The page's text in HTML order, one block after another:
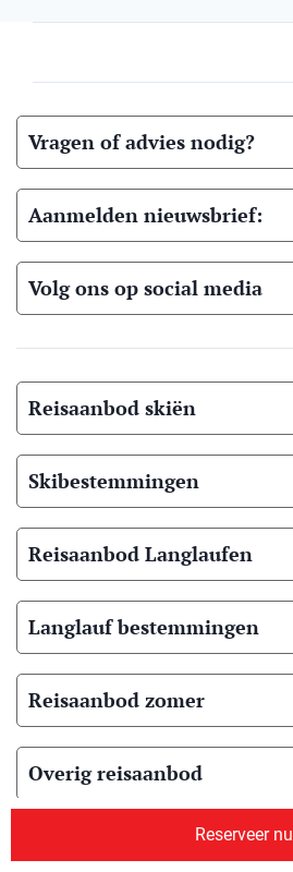
Reserveer nu
Vragen of advies nodig?
Aanmelden nieuwsbrief:
Volg ons op social media
Reisaanbod skiën
Skibestemmingen
Reisaanbod Langlaufen
Langlauf bestemmingen
Reisaanbod zomer
Overig reisaanbod